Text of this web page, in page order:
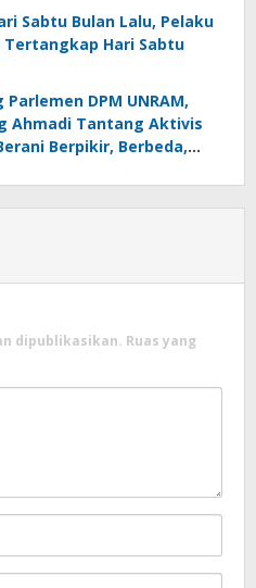
Sabtu Bulan Lalu, Pelaku
Tertangkap Hari Sabtu
Parlemen DPM UNRAM,
Ahmadi Tantang Aktivis
Berpikir, Berbeda,
dipublikasikan. Ruas yang